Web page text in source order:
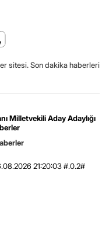
sitesi. Son dakika haberleri
Milletvekili Aday Adaylığı
21:20:03 #.0.2#